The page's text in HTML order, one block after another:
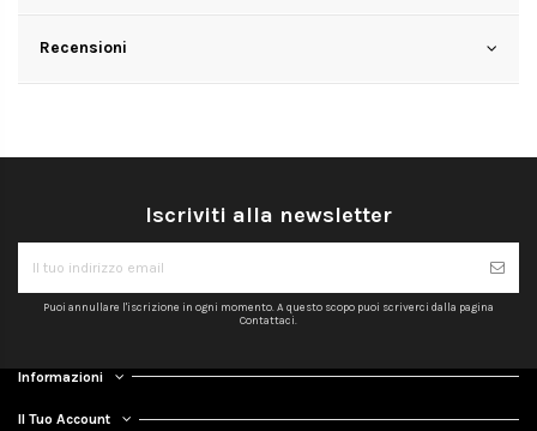
Recensioni
Iscriviti alla newsletter
Puoi annullare l'iscrizione in ogni momento. A questo scopo puoi scriverci dalla pagina
Contattaci.
Informazioni
Il Tuo Account